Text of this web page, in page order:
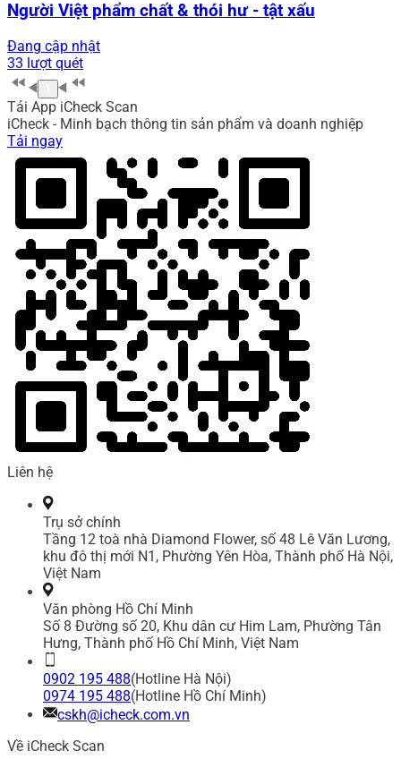
Người Việt phẩm chất & thói hư - tật xấu
Đang cập nhật
33 lượt quét
Tải App iCheck Scan
iCheck - Minh bạch thông tin sản phẩm và doanh nghiệp
Tải ngay
Liên hệ
Trụ sở chính
Tầng 12 toà nhà Diamond Flower, số 48 Lê Văn Lương,
khu đô thị mới N1, Phường Yên Hòa, Thành phố Hà Nội,
Việt Nam
Văn phòng Hồ Chí Minh
Số 8 Đường số 20, Khu dân cư Him Lam, Phường Tân
Hưng, Thành phố Hồ Chí Minh, Việt Nam
0902 195 488(Hotline Hà Nội)
0974 195 488(Hotline Hồ Chí Minh)
cskh@icheck.com.vn
Về iCheck Scan